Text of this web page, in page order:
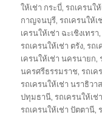
ให้เช่า กระบี่,รถเครนใ
กาญจนบุรี,รถเครนให้เ
เครนให้เช่า ฉะเชิงเทรา
รถเครนให้เช่า ตรัง,รถเ
เครนให้เช่า นครนายก,
นครศรีธรรมราช,รถเค
รถเครนให้เช่า นราธิวาส
ปทุมธานี,รถเครนให้เ
รถเครนให้เช่า ปัตตานี,